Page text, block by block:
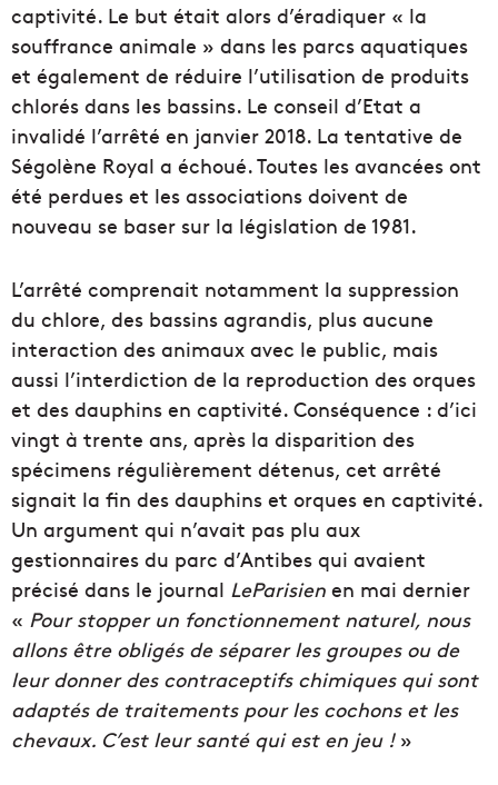
captivité. Le but était alors d’éradiquer « la
souffrance animale » dans les parcs aquatiques
et également de réduire l’utilisation de produits
chlorés dans les bassins. Le conseil d’Etat a
invalidé l’arrêté en janvier 2018. La tentative de
Ségolène Royal a échoué. Toutes les avancées ont
été perdues et les associations doivent de
nouveau se baser sur la législation de 1981.
L’arrêté comprenait notamment la suppression
du chlore, des bassins agrandis, plus aucune
interaction des animaux avec le public, mais
aussi l’interdiction de la reproduction des orques
et des dauphins en captivité. Conséquence : d’ici
vingt à trente ans, après la disparition des
spécimens régulièrement détenus, cet arrêté
signait la fin des dauphins et orques en captivité.
Un argument qui n’avait pas plu aux
gestionnaires du parc d’Antibes qui avaient
précisé dans le journal LeParisien en mai dernier
« Pour stopper un fonctionnement naturel, nous
allons être obligés de séparer les groupes ou de
leur donner des contraceptifs chimiques qui sont
adaptés de traitements pour les cochons et les
chevaux. C’est leur santé qui est en jeu !»